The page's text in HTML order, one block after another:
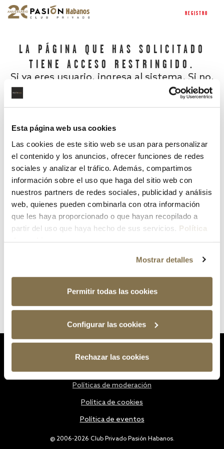
Esta página web usa cookies
Las cookies de este sitio web se usan para personalizar
el contenido y los anuncios, ofrecer funciones de redes
sociales y analizar el tráfico. Además, compartimos
información sobre el uso que haga del sitio web con
nuestros partners de redes sociales, publicidad y análisis
web, quienes pueden combinarla con otra información
que les haya proporcionado o que hayan recopilado a
partir del uso que haya hecho de sus servicios. Política
Mostrar detalles
Permitir todas las cookies
Configurar las cookies
Rechazar las cookies
REGISTRO
LA PÁGINA QUE HAS SOLICITADO
TIENE ACCESO RESTRINGIDO.
Si ya eres usuario, ingresa al sistema. Si no,
¿Has olvidado tu contraseña?
@ 2006-2026 Club Privado Pasión Habanos.
Políticas de moderación
Política de cookies
Política de eventos